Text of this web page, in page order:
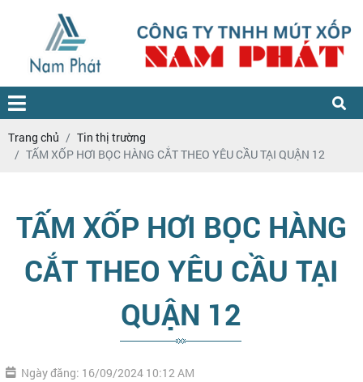
Trang chủ
Tin thị trường
TẤM XỐP HƠI BỌC HÀNG CẮT THEO YÊU CẦU TẠI QUẬN 12
TẤM XỐP HƠI BỌC HÀNG
CẮT THEO YÊU CẦU TẠI
QUẬN 12
Ngày đăng: 16/09/2024 10:12 AM